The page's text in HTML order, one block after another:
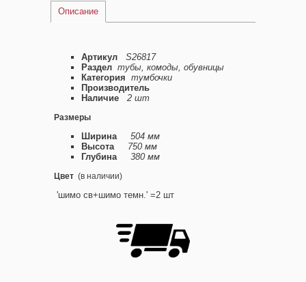
Описание
Артикул
S26817
Раздел тубы, комоды, обувницы
Категория тумбочки
Производитель
Наличие
2 шт
Размеры
Ширина
504 мм
Высота
750 мм
Глубина
380 мм
Цвет (в наличии)
'шимо св+шимо темн.' =2 шт